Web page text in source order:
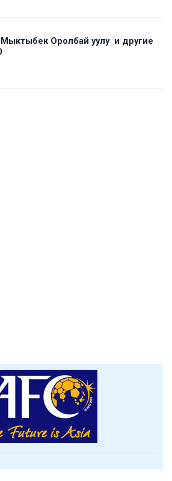
Оролбай уулу и другие